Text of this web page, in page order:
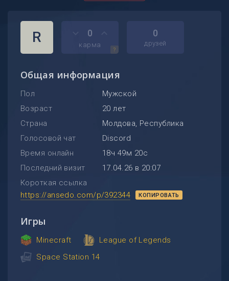
R
?
0
карма
0
друзей
Общая информация
Пол
Мужской
Возраст
20 лет
Страна
Молдова, Республика
Голосовой чат
Discord
Время онлайн
18ч 49м 20с
Последний визит
17.04.26 в 20:07
Короткая ссылка
https://ansedo.com/p/392344
КОПИРОВАТЬ
Игры
Minecraft
League of Legends
Space Station 14